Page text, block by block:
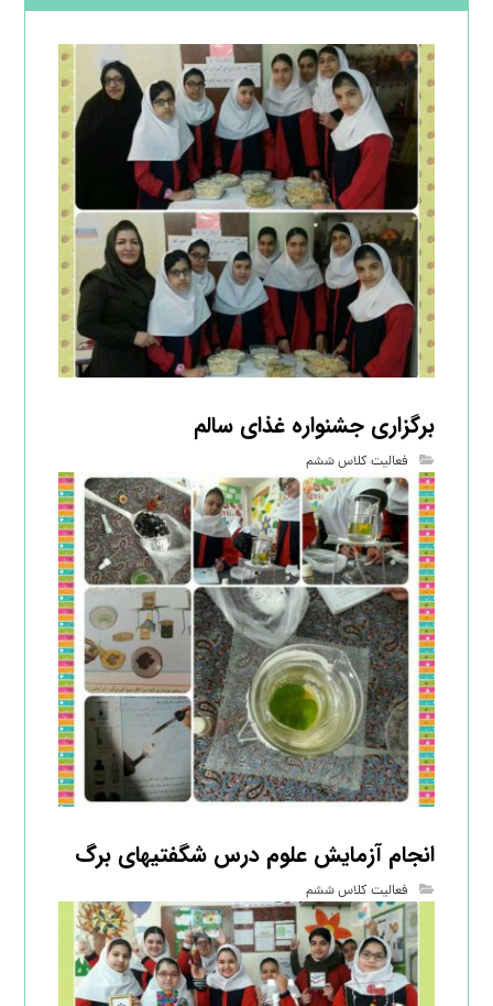
برگزاری جشنواره غذای سالم
فعالیت کلاس ششم
انجام آزمایش علوم درس شگفتیهای برگ
فعالیت کلاس ششم